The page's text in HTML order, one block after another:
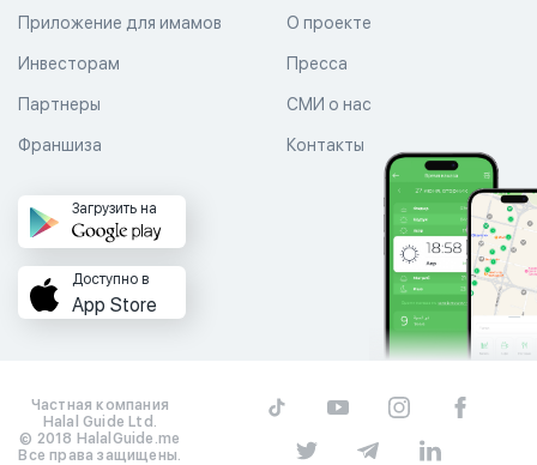
Приложение для имамов О проекте
Пресса
СМИ о нас
Контакты
Инвесторам
Партнеры
Франшиза
Загрузить на
Доступно в
App Store
Частная компания
Halal Guide Ltd.
© 2018 HalalGuide.me
Все права защищены.